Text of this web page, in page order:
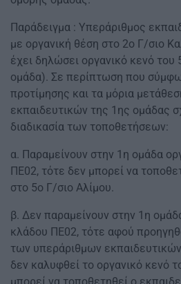
Παράδειγμα : Υπεράριθμος
με οργανική θέση στο 2ο Γ/σιο
έχει δηλώσει οργανικό κενό του
ομάδα). Σε περίπτωση που
προτίμησης και τα μόρια
εκπαιδευτικών της 1ης ομάδας
διαδικασία των τοποθετήσεων:
α. Παραμείνουν στην 1η ομάδα
ΠΕ02, τότε δεν μπορεί να
στο 5ο Γ/σιο Αλίμου.
β. Δεν παραμείνουν στην 1η
κλάδου ΠΕ02, τότε αφού
των υπεράριθμων
δεν καλυφθεί το οργανικό κενό